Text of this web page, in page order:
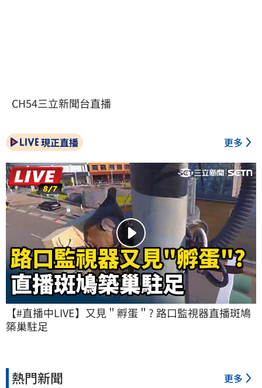
CH54三立新聞台直播
現正直播 更多
【#直播中LIVE】又見＂孵蛋＂? 路口監視器直播斑鳩
築巢駐足
熱門新聞 更多